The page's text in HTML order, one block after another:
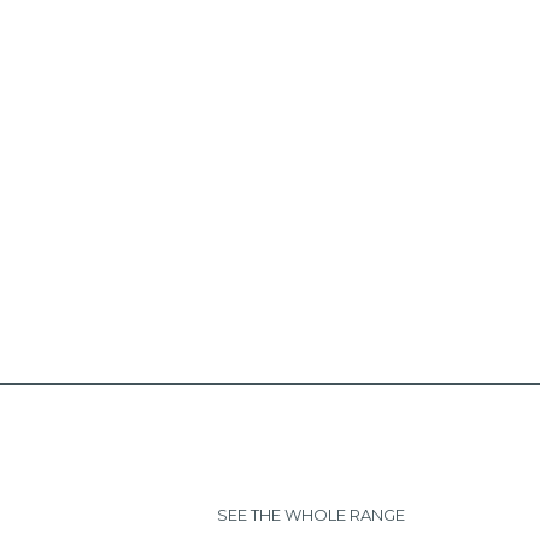
SEE THE WHOLE RANGE